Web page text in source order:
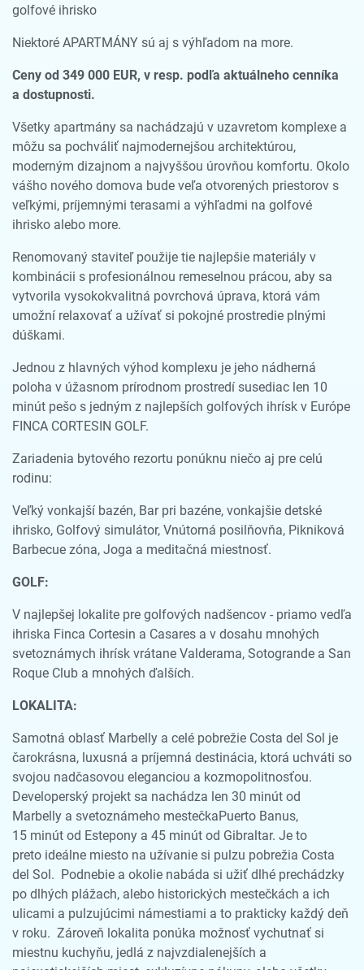
golfové ihrisko
Niektoré APARTMÁNY sú aj s výhľadom na more.
Ceny od 349 000 EUR, v resp. podľa aktuálneho cenníka
a dostupnosti.
Všetky apartmány sa nachádzajú v uzavretom komplexe a
môžu sa pochváliť najmodernejšou architektúrou,
moderným dizajnom a najvyššou úrovňou komfortu. Okolo
vášho nového domova bude veľa otvorených priestorov s
veľkými, príjemnými terasami a výhľadmi na golfové
ihrisko alebo more.
Renomovaný staviteľ použije tie najlepšie materiály v
kombinácii s profesionálnou remeselnou prácou, aby sa
vytvorila vysokokvalitná povrchová úprava, ktorá vám
umožní relaxovať a užívať si pokojné prostredie plnými
dúškami.
Jednou z hlavných výhod komplexu je jeho nádherná
poloha v úžasnom prírodnom prostredí susediac len 10
minút pešo s jedným z najlepších golfových ihrísk v Európe
FINCA CORTESIN GOLF.
Zariadenia bytového rezortu ponúknu niečo aj pre celú
rodinu:
Veľký vonkajší bazén, Bar pri bazéne, vonkajšie detské
ihrisko, Golfový simulátor, Vnútorná posilňovňa, Pikniková
Barbecue zóna, Joga a meditačná miestnosť.
GOLF:
V najlepšej lokalite pre golfových nadšencov - priamo vedľa
ihriska Finca Cortesin a Casares a v dosahu mnohých
svetoznámych ihrísk vrátane Valderama, Sotogrande a San
Roque Club a mnohých ďalších.
LOKALITA:
Samotná oblasť Marbelly a celé pobrežie Costa del Sol je
čarokrásna, luxusná a príjemná destinácia, ktorá uchváti so
svojou nadčasovou eleganciou a kozmopolitnosťou.
Developerský projekt sa nachádza len 30 minút od
Marbelly a svetoznámeho mestečkaPuerto Banus,
15 minút od Estepony a 45 minút od Gibraltar. Je to
preto ideálne miesto na užívanie si pulzu pobrežia Costa
del Sol. Podnebie a okolie nabáda si užiť dlhé prechádzky
po dlhých plážach, alebo historických mestečkách a ich
ulicami a pulzujúcimi námestiami a to prakticky každý deň
v roku. Zároveň lokalita ponúka možnosť vychutnať si
miestnu kuchyňu, jedlá z najvzdialenejších a